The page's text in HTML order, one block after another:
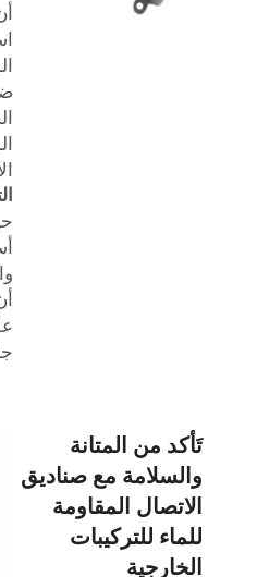
تَأكد من المتانة
والسلامة مع صناديق
الاتصال المقاومة
للماء للتركيبات
الخارجية